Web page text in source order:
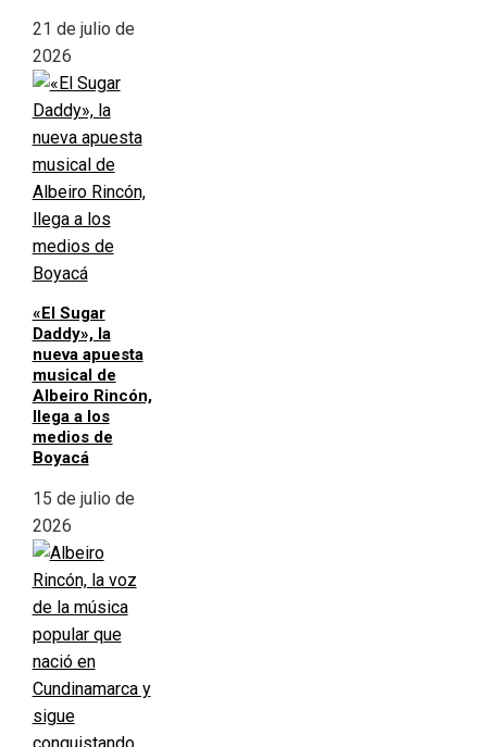
21 de julio de
2026
«El Sugar
Daddy», la
nueva apuesta
musical de
Albeiro Rincón,
llega a los
medios de
Boyacá
15 de julio de
2026